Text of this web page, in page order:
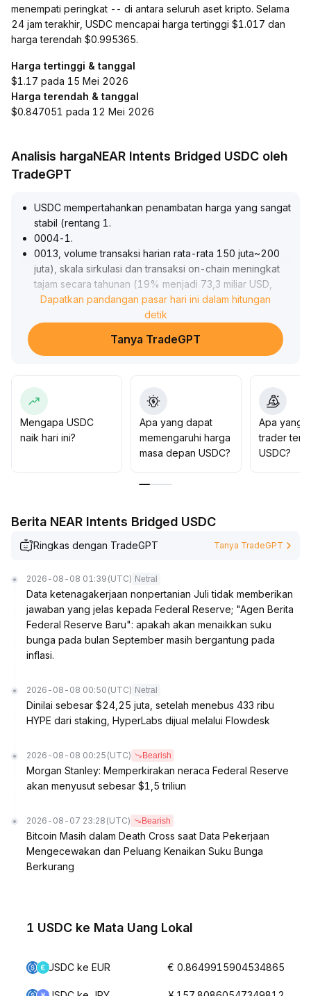
menempati peringkat -- di antara seluruh aset kripto. Selama
24 jam terakhir, USDC mencapai harga tertinggi $1.017 dan
harga terendah $0.995365.
Harga tertinggi & tanggal
$1.17 pada 15 Mei 2026
Harga terendah & tanggal
$0.847051 pada 12 Mei 2026
Analisis hargaNEAR Intents Bridged USDC oleh
TradeGPT
USDC mempertahankan penambatan harga yang sangat
stabil (rentang 1.
0004-1.
0013, volume transaksi harian rata-rata 150 juta~200
juta), skala sirkulasi dan transaksi on-chain meningkat
tajam secara tahunan (19% menjadi 73,3 miliar USD,
151% menjadi 14,8 triliun USD), permintaan inti untuk
pembayaran dan derivatif terus berkembang, tata
ekosistem serta kemampuan regulasi semakin
di skenario pembayaran, penyelesaian, leverage, dan
produk derivatif, serta mempertahankan rating
akumulasi strategis jangka menengah dan panjang.
Dapatkan pandangan pasar hari ini dalam hitungan
detik
Tanya TradeGPT
Mengapa USDC
naik hari ini?
Apa yang dapat
memengaruhi harga
masa depan USDC?
Apa yang
trader
USDC?
Berita NEAR Intents Bridged USDC
Ringkas dengan TradeGPT Tanya TradeGPT
2026-08-08 01:39 (UTC) Netral
Data ketenagakerjaan nonpertanian Juli tidak memberikan
jawaban yang jelas kepada Federal Reserve; "Agen Berita
Federal Reserve Baru": apakah akan menaikkan suku
bunga pada bulan September masih bergantung pada
inflasi.
2026-08-08 00:50 (UTC) Netral
Dinilai sebesar $24,25 juta, setelah menebus 433 ribu
HYPE dari staking, HyperLabs dijual melalui Flowdesk
2026-08-08 00:25 (UTC) Bearish
Morgan Stanley: Memperkirakan neraca Federal Reserve
akan menyusut sebesar $1,5 triliun
2026-08-07 23:28 (UTC) Bearish
Bitcoin Masih dalam Death Cross saat Data Pekerjaan
Mengecewakan dan Peluang Kenaikan Suku Bunga
Berkurang
1 USDC ke Mata Uang Lokal
USDC ke EUR € 0.8649915904534865